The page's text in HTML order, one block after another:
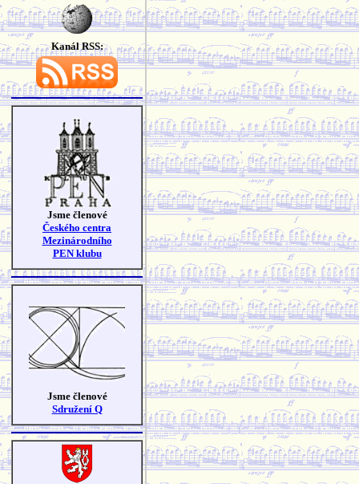
Kanál RSS:
Jsme členové
Českého centra
Mezinárodního
PEN klubu
Jsme členové
Sdružení Q